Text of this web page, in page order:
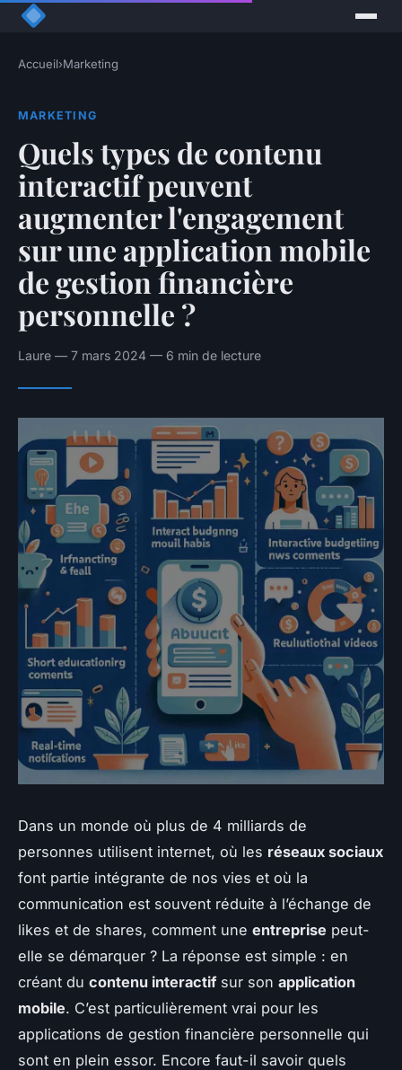
Accueil›Marketing
MARKETING
Quels types de contenu
interactif peuvent
augmenter l'engagement
sur une application mobile
de gestion financière
personnelle ?
Laure — 7 mars 2024 — 6 min de lecture
Dans un monde où plus de 4 milliards de
personnes utilisent internet, où les réseaux sociaux
font partie intégrante de nos vies et où la
communication est souvent réduite à l’échange de
likes et de shares, comment une entreprise peut-
elle se démarquer ? La réponse est simple : en
créant du contenu interactifsur son application
mobile. C’est particulièrement vrai pour les
applications de gestion financière personnelle qui
sont en plein essor. Encore faut-il savoir quels